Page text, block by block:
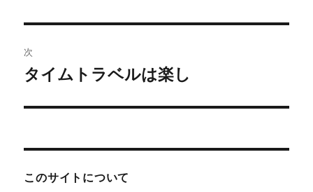
ビ
ゲ
ー
投
稿:
次
次
投
タイムトラベルは楽し
このサイトについて